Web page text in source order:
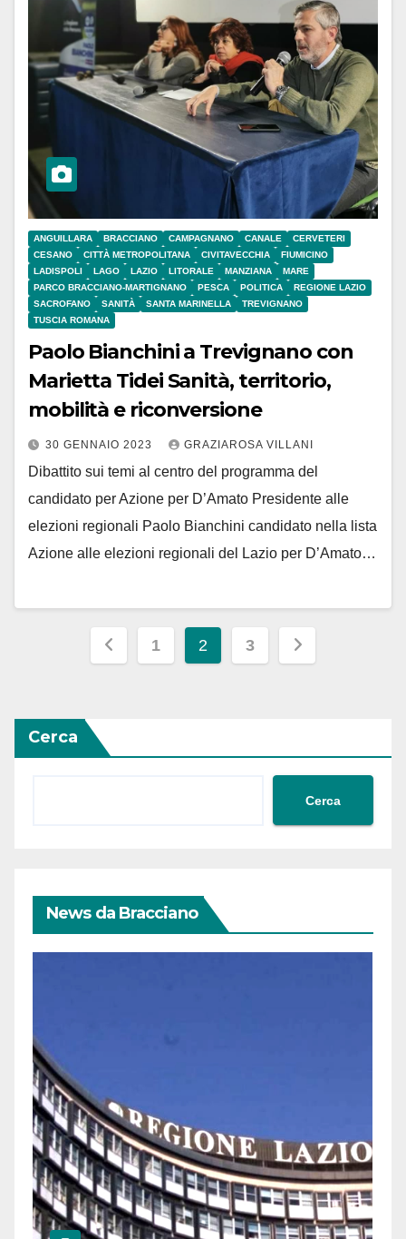
ANGUILLARA BRACCIANO CAMPAGNANO CANALE
CERVETERI
CESANO
CITTÀ METROPOLITANA CIVITAVECCHIA
FIUMICINO
LADISPOLI
LAGO LAZIO LITORALE MANZIANA
MARE
PARCO BRACCIANO-MARTIGNANO
PESCA POLITICA
REGIONE LAZIO
SACROFANO
SANITÀ SANTA MARINELLA
TREVIGNANO
TUSCIA ROMANA
Paolo Bianchini a Trevignano con
Marietta Tidei Sanità, territorio,
mobilità e riconversione
30 GENNAIO 2023 GRAZIAROSA VILLANI
Dibattito sui temi al centro del programma del
candidato per Azione per D’Amato Presidente alle
elezioni regionali Paolo Bianchini candidato nella lista
Azione alle elezioni regionali del Lazio per D’Amato…
Paginazione
articoli
1 2 3
Cerca
Cerca
News da Bracciano